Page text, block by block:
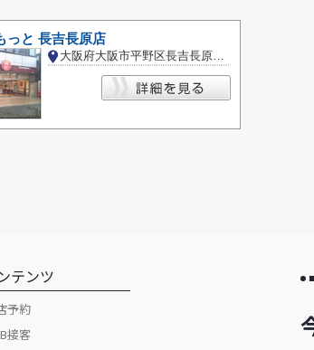
っと 長吉長原店
大阪府大阪市平野区長吉長原東３丁目
テンツ
予約
接客